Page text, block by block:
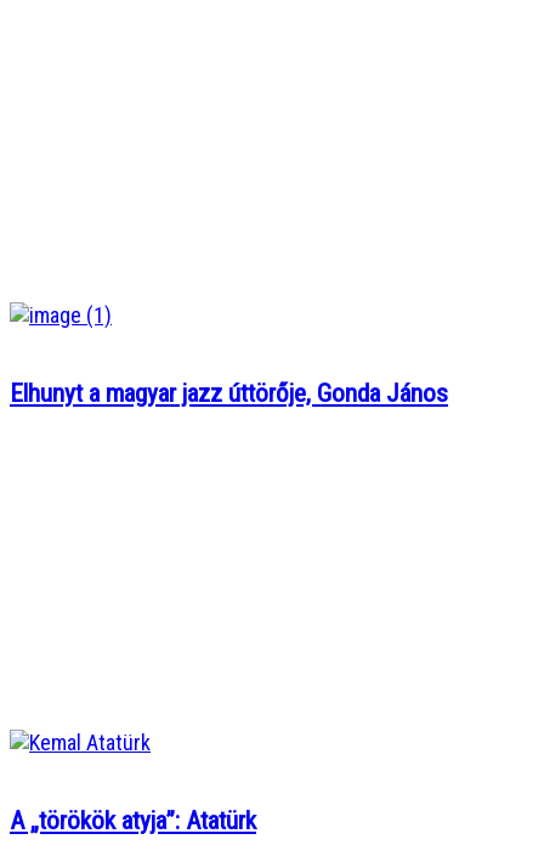
Elhunyt a magyar jazz úttörője, Gonda János
A „törökök atyja”: Atatürk